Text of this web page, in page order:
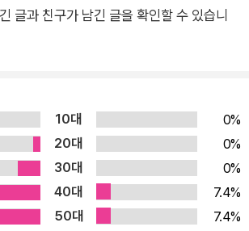
어요. 대체육, 인공고기, 비건 버거 등 최신
렌드도 담아내 흥미로운 독서가 될 것입니
식 지향 라이프를 실천하는 민디 그림 작가님
선택적 비건 #기후식사 #비건지향 최근
식사로 비건(Vegan)을 선택하는 사람이 늘
격한 완전 채식주의자로서 육류, 생선, 달걀,
함한 모든 동물성 식품을 먹지 않는 사람을
사용하는 옷, 화장품, 의약품 중에서도 동
글과 친구가 남긴 글을 확인할 수 있습니
10대
0%
20대
0%
30대
0%
40대
7.4%
50대
7.4%